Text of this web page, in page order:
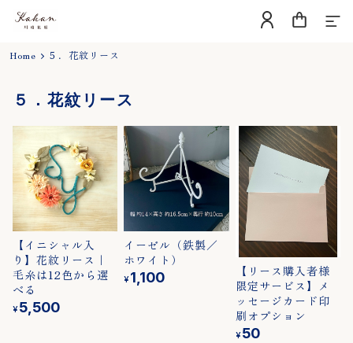
About
Blog
Contact
Category
▼用途から選ぶ
誕生日、出産祝い
Home ５．花紋リース
５．花紋リース
【イニシャル入
り】花紋リース｜
毛糸は12色から選
べる
¥ 5,500
イーゼル（鉄製／
ホワイト）
¥1,100
【リース購入者様
限定サービス】メ
ッセージカード印
刷オプション
¥ 50